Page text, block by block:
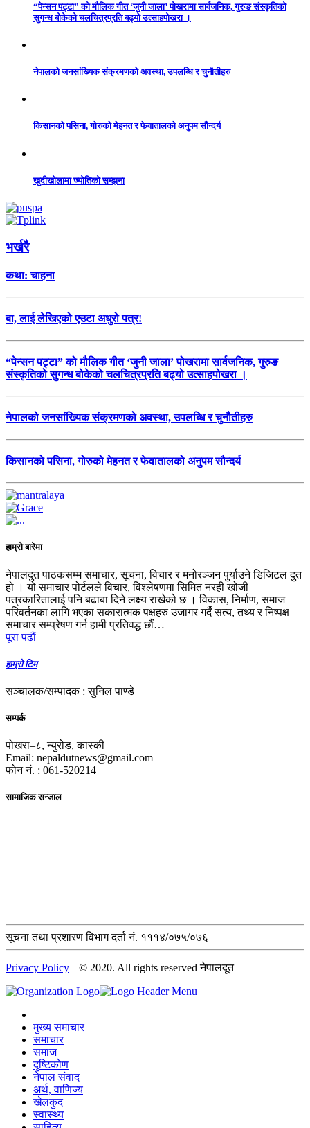
“पेन्सन पट्टा” को मौलिक गीत ‘जुनी जाला’ पोखरामा सार्वजनिक, गुरुङ संस्कृतिको
सुगन्ध बोकेको चलचित्रप्रति बढ्यो उत्साहपोखरा ।
नेपालको जनसांख्यिक संक्रमणको अवस्था, उपलब्धि र चुनौतीहरु
किसानको पसिना, गोरुको मेहनत र फेवातालको अनुपम सौन्दर्य
खुदीखोलामा ज्योतिको सम्झना
भर्खरै
कथा: चाहना
बा, लाई लेखिएको एउटा अधुरो पत्र!
“पेन्सन पट्टा” को मौलिक गीत ‘जुनी जाला’ पोखरामा सार्वजनिक, गुरुङ
संस्कृतिको सुगन्ध बोकेको चलचित्रप्रति बढ्यो उत्साहपोखरा ।
नेपालको जनसांख्यिक संक्रमणको अवस्था, उपलब्धि र चुनौतीहरु
किसानको पसिना, गोरुको मेहनत र फेवातालको अनुपम सौन्दर्य
हाम्रो बारेमा
नेपालदुत पाठकसम्म समाचार, सूचना, विचार र मनोरञ्जन पुर्याउने डिजिटल दुत
हो । यो समाचार पोर्टलले विचार, विश्लेषणमा सिमित नरही खोजी
पत्रकारितालाई पनि बढाबा दिने लक्ष्य राखेको छ । विकास, निर्माण, समाज
परिवर्तनका लागि भएका सकारात्मक पक्षहरु उजागर गर्दै सत्य, तथ्य र निष्पक्ष
समाचार सम्प्रेषण गर्न हामी प्रतिवद्ध छौं…
पूरा पढाैं
हाम्रो टिम
सञ्चालक/सम्पादक : सुनिल पाण्डे
सम्पर्क
पोखरा–८, न्युरोड, कास्की
Email: nepaldutnews@gmail.com
फोन नं. : 061-520214
सामाजिक सन्जाल
सूचना तथा प्रशारण विभाग दर्ता नं. १११४/०७५/०७६
Privacy Policy || © 2020. All rights reserved नेपालदूत
मुख्य समाचार
समाचार
समाज
दृष्टिकोण
नेपाल संवाद
अर्थ, वाणिज्य
खेलकुद
स्वास्थ्य